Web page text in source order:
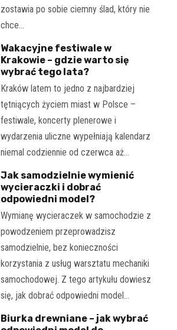
zostawia po sobie ciemny ślad, który nie
chce…
Wakacyjne festiwale w
Krakowie – gdzie warto się
wybrać tego lata?
Kraków latem to jedno z najbardziej
tętniących życiem miast w Polsce –
festiwale, koncerty plenerowe i
wydarzenia uliczne wypełniają kalendarz
niemal codziennie od czerwca aż…
Jak samodzielnie wymienić
wycieraczki i dobrać
odpowiedni model?
Wymianę wycieraczek w samochodzie z
powodzeniem przeprowadzisz
samodzielnie, bez konieczności
korzystania z usług warsztatu mechaniki
samochodowej. Z tego artykułu dowiesz
się, jak dobrać odpowiedni model…
Biurka drewniane – jak wybrać